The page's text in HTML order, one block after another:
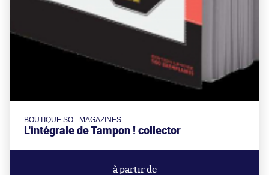
BOUTIQUE SO - MAGAZINES
L'intégrale de Tampon ! collector
à partir de